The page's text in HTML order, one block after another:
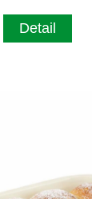
Detail